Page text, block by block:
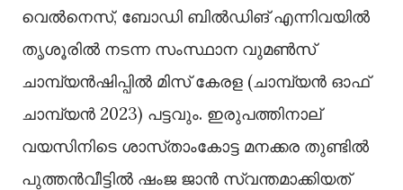
വെൽനെസ്‌, ബോഡി ബിൽഡിങ്‌ എന്നിവയിൽ
തൃശൂരിൽ നടന്ന സംസ്ഥാന വുമൺസ്‌
ചാമ്പ്യൻഷിപ്പിൽ മിസ്‌ കേരള (ചാമ്പ്യൻ ഓഫ്‌
ചാമ്പ്യൻ 2023) പട്ടവും. ഇരുപത്തിനാല്‌
വയസിനിടെ ശാസ്‌താംകോട്ട മനക്കര തുണ്ടിൽ
പുത്തൻവീട്ടിൽ ഷംജ ജാൻ സ്വന്തമാക്കിയത്‌